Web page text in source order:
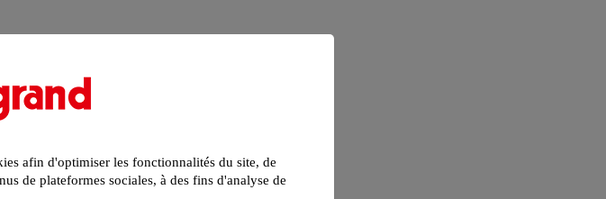
afin d'optimiser les fonctionnalités du site, de
de plateformes sociales, à des fins d'analyse de